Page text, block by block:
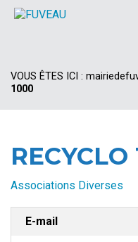
VOUS ÊTES ICI :
1000
Associations Diverses
E-mail